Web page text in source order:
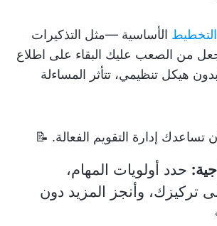
الأساسية —مثل التذكيرات
من الصعب عليك البقاء على اطلاع
هيكل تنظيمي، تتأثر المساءلة
إدارة التقويم الفعالة. 📝
حدد أولويات المهام،
تركيزك، وأنجز المزيد دون